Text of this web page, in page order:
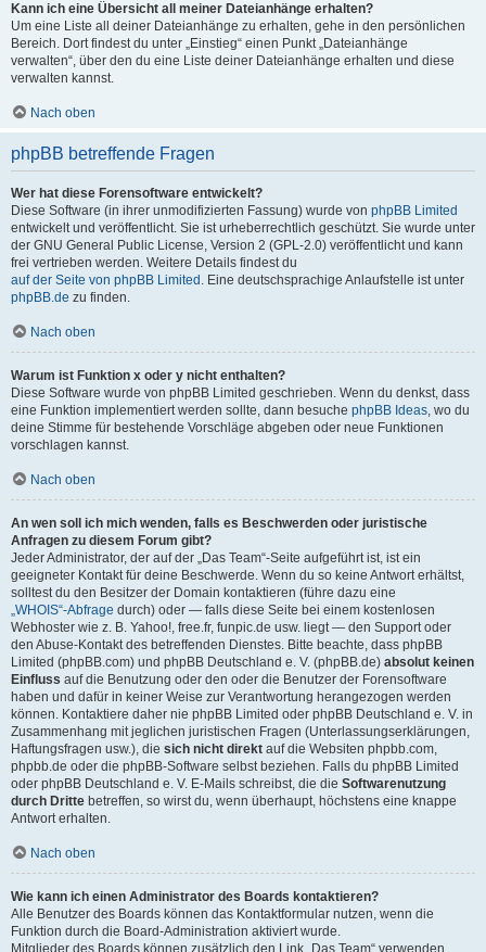
Kann ich eine Übersicht all meiner Dateianhänge erhalten?
Um eine Liste all deiner Dateianhänge zu erhalten, gehe in den persönlichen
Bereich. Dort findest du unter „Einstieg“ einen Punkt „Dateianhänge
verwalten“, über den du eine Liste deiner Dateianhänge erhalten und diese
verwalten kannst.
Nach oben
phpBB betreffende Fragen
Wer hat diese Forensoftware entwickelt?
Diese Software (in ihrer unmodifizierten Fassung) wurde von phpBB Limited
entwickelt und veröffentlicht. Sie ist urheberrechtlich geschützt. Sie wurde unter
der GNU General Public License, Version 2 (GPL-2.0) veröffentlicht und kann
frei vertrieben werden. Weitere Details findest du
auf der Seite von phpBB Limited . Eine deutschsprachige Anlaufstelle ist unter
phpBB.de zu finden.
Nach oben
Warum ist Funktion x oder y nicht enthalten?
Diese Software wurde von phpBB Limited geschrieben. Wenn du denkst, dass
eine Funktion implementiert werden sollte, dann besuche phpBB Ideas, wo du
deine Stimme für bestehende Vorschläge abgeben oder neue Funktionen
vorschlagen kannst.
Nach oben
An wen soll ich mich wenden, falls es Beschwerden oder juristische
Anfragen zu diesem Forum gibt?
Jeder Administrator, der auf der „Das Team“-Seite aufgeführt ist, ist ein
geeigneter Kontakt für deine Beschwerde. Wenn du so keine Antwort erhältst,
solltest du den Besitzer der Domain kontaktieren (führe dazu eine
„WHOIS“-Abfrage durch) oder — falls diese Seite bei einem kostenlosen
Webhoster wie z. B. Yahoo!, free.fr, funpic.de usw. liegt — den Support oder
den Abuse-Kontakt des betreffenden Dienstes. Bitte beachte, dass phpBB
Limited (phpBB.com) und phpBB Deutschland e. V. (phpBB.de) absolut keinen
Einfluss auf die Benutzung oder den oder die Benutzer der Forensoftware
haben und dafür in keiner Weise zur Verantwortung herangezogen werden
können. Kontaktiere daher nie phpBB Limited oder phpBB Deutschland e. V. in
Zusammenhang mit jeglichen juristischen Fragen (Unterlassungserklärungen,
Haftungsfragen usw.), die sich nicht direkt auf die Websiten phpbb.com,
phpbb.de oder die phpBB-Software selbst beziehen. Falls du phpBB Limited
oder phpBB Deutschland e. V. E-Mails schreibst, die die Softwarenutzung
durch Dritte betreffen, so wirst du, wenn überhaupt, höchstens eine knappe
Antwort erhalten.
Nach oben
Wie kann ich einen Administrator des Boards kontaktieren?
Alle Benutzer des Boards können das Kontaktformular nutzen, wenn die
Funktion durch die Board-Administration aktiviert wurde.
Mitglieder des Boards können zusätzlich den Link „Das Team“ verwenden.